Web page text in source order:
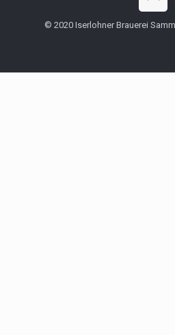
© 2020 Iserlohner Brauerei